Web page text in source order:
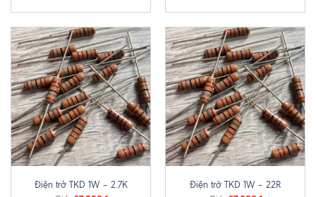
Điện trở TKD 1W – 2.7K
Điện trở TKD 1W – 22R